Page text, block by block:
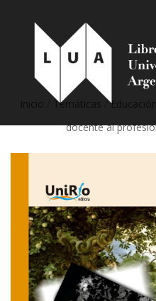
Temáticas /
docente al